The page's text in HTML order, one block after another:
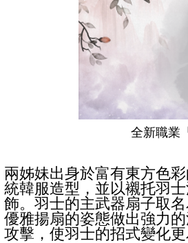
全新職業
兩姊妹出身於富有東方色
統韓服造型，並以襯托羽
飾。羽士的主武器扇子取
優雅揚扇的姿態做出強力
攻擊，使羽士的招式變化